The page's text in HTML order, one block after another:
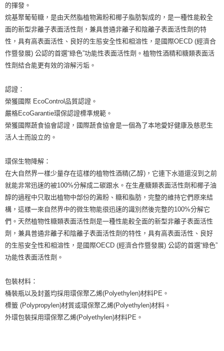
付款後門市自取
免運費
的揮發。
烷基聚葡萄糖，是由天然脂植物澱粉和椰子脂肪製成的，是一種性能較全
面的新型非離子表面活性劑，兼具普通非離子和陰離子表面活性劑的特
性，具有高表面活性、良好的生態安全性和相溶性，是國際OECD (經濟合
作暨發展) 公認的首選“綠色”功能性表面活性劑。植物性酒精和糖類表面活
性劑結合能更有效的溶解污垢。
認證：
榮獲國際 EcoControl品質認證。
嚴格EcoGarantie環保認證標準規範。
榮獲國際蔬食協會認證，國際蔬食協會是一個為了本地愛好健康及慈悲生
活人士而設立的。
環保生物降解：
在大自然界一樣少量存在這樣的植物性酒精(乙醇)，它連下水道還沒到之前
就能非常迅速的被100%分解成二碳跟水。在生產糖類表面活性劑和椰子油
醇的過程中只取出植物中部份的澱粉、糖和脂肪，完整的維持它們原來結
構，這樣一來自然界中的微生物能很迅速的識別然後完整的100%分解它
們。天然植物性糖類表面活性劑是一種性能較全面的新型非離子表面活性
劑，兼具普通非離子和陰離子表面活性劑的特性，具有高表面活性、良好
的生態安全性和相溶性，是國際OECD (經濟合作暨發展) 公認的首選“綠色”
功能性表面活性劑。
包裝材料：
桶裝瓶以及封蓋均採用環保聚乙烯(Polyethylen)材料PE。
標籤 (Polypropylen)材質或環保聚乙烯(Polyethylen)材料。
外環包裝採用環保聚乙烯(Polyethylen)材料PE。